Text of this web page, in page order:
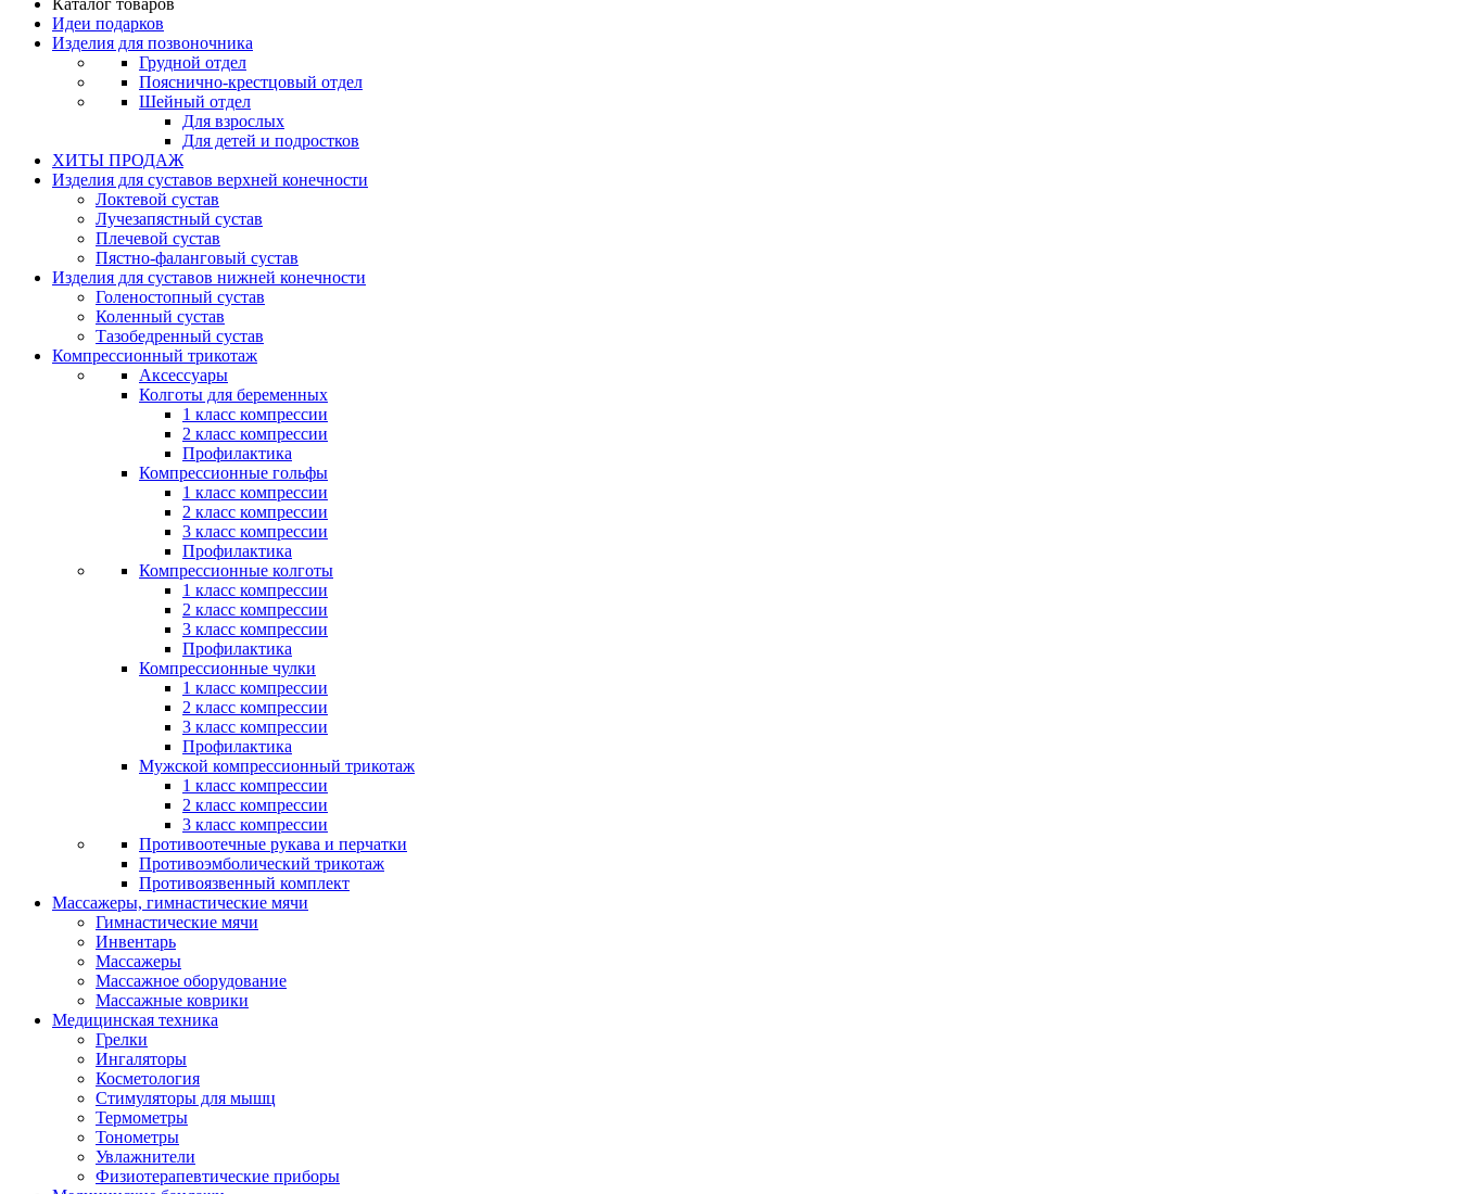
Каталог товаров
Идеи подарков
Изделия для позвоночника
Грудной отдел
Пояснично-крестцовый отдел
Шейный отдел
Для взрослых
Для детей и подростков
ХИТЫ ПРОДАЖ
Изделия для суставов верхней конечности
Локтевой сустав
Лучезапястный сустав
Плечевой сустав
Пястно-фаланговый сустав
Изделия для суставов нижней конечности
Голеностопный сустав
Коленный сустав
Тазобедренный сустав
Компрессионный трикотаж
Аксессуары
Колготы для беременных
1 класс компрессии
2 класс компрессии
Профилактика
Компрессионные гольфы
1 класс компрессии
2 класс компрессии
3 класс компрессии
Профилактика
Компрессионные колготы
1 класс компрессии
2 класс компрессии
3 класс компрессии
Профилактика
Компрессионные чулки
1 класс компрессии
2 класс компрессии
3 класс компрессии
Профилактика
Мужской компрессионный трикотаж
1 класс компрессии
2 класс компрессии
3 класс компрессии
Противоотечные рукава и перчатки
Противоэмболический трикотаж
Противоязвенный комплект
Массажеры, гимнастические мячи
Гимнастические мячи
Инвентарь
Массажеры
Массажное оборудование
Массажные коврики
Медицинская техника
Грелки
Ингаляторы
Косметология
Стимуляторы для мышц
Термометры
Тонометры
Увлажнители
Физиотерапевтические приборы